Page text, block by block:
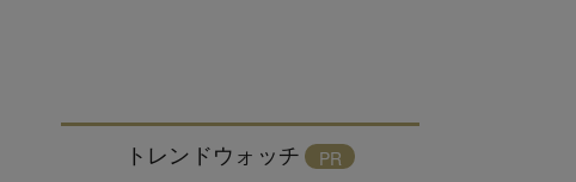
トレンドウォッチ